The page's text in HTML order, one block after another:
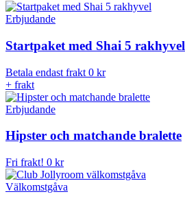
Erbjudande
Startpaket med Shai 5 rakhyvel
Betala endast frakt 0 kr
+ frakt
Erbjudande
Hipster och matchande bralette
Fri frakt! 0 kr
Välkomstgåva